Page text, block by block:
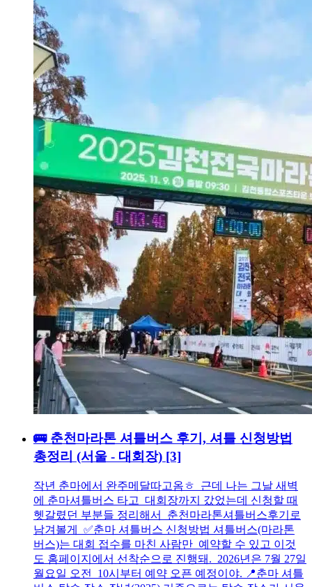
🚌 춘천마라톤 셔틀버스 후기, 셔틀 신청방법
총정리 (서울 - 대회장) [3]
작년 춘마에서 완주메달따고옴ㅎ 근데 나는 그날 새벽
에 춘마셔틀버스 타고 대회장까지 갔었는데 신청할 때
헷갈렸던 부분들 정리해서 춘천마라톤셔틀버스후기로
남겨볼게 ✅춘마 셔틀버스 신청방법 셔틀버스(마라톤
버스)는 대회 접수를 마친 사람만 예약할 수 있고 이것
도 홈페이지에서 선착순으로 진행돼. 2026년은 7월 27일
월요일 오전 10시부터 예약 오픈 예정이야. 📍춘마 셔틀